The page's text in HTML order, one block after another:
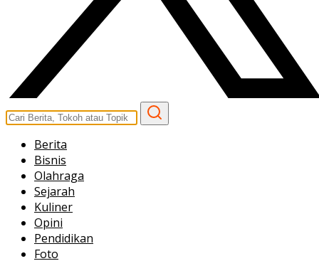
Berita
Bisnis
Olahraga
Sejarah
Kuliner
Opini
Pendidikan
Foto